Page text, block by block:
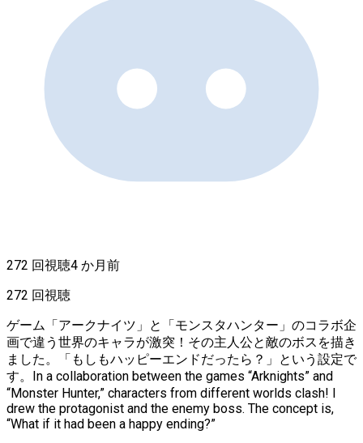
272 回視聴4 か月前
272 回視聴
ゲーム「アークナイツ」と「モンスタハンター」のコラボ企
画で違う世界のキャラが激突！その主人公と敵のボスを描き
ました。「もしもハッピーエンドだったら？」という設定で
す。In a collaboration between the games “Arknights” and
“Monster Hunter,” characters from different worlds clash! I
drew the protagonist and the enemy boss. The concept is,
“What if it had been a happy ending?”